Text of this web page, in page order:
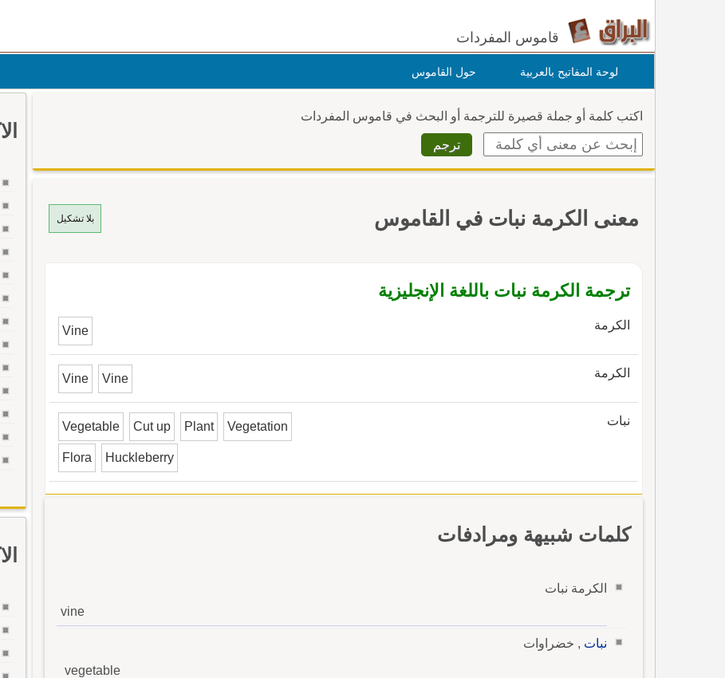
قاموس المفردات
لوحة المفاتيح بالعربية حول القاموس
اكتب كلمة أو جملة قصيرة للترجمة أو البحث في قاموس المفردات
بلا تشكيل معنى الكرمة نبات في القاموس
ترجمة الكرمة نبات باللغة الإنجليزية
الكرمة Vine
الكرمة Vine Vine
نبات Vegetable Cut up Plant Vegetation
Flora Huckleberry
كلمات شبيهة ومرادفات
الكرمة نبات
vine
نبات , خضراوات
vegetable